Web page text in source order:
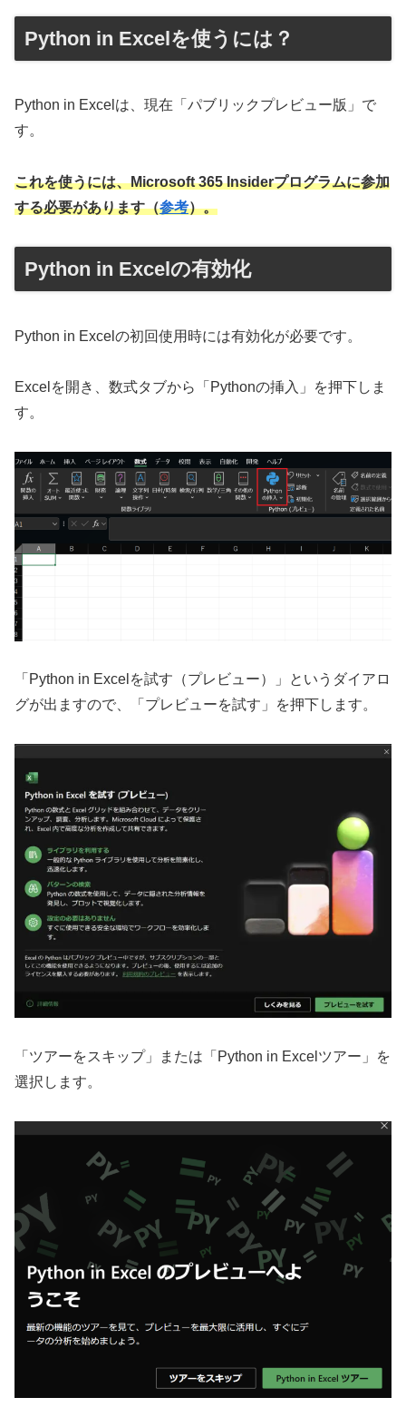
Python in Excelを使うには？
Python in Excelは、現在「パブリックプレビュー版」で
す。
これを使うには、Microsoft 365 Insiderプログラムに参加
する必要があります（参考）。
Python in Excelの有効化
Python in Excelの初回使用時には有効化が必要です。
Excelを開き、数式タブから「Pythonの挿入」を押下しま
す。
「Python in Excelを試す（プレビュー）」というダイアロ
グが出ますので、「プレビューを試す」を押下します。
「ツアーをスキップ」または「Python in Excelツアー」を
選択します。